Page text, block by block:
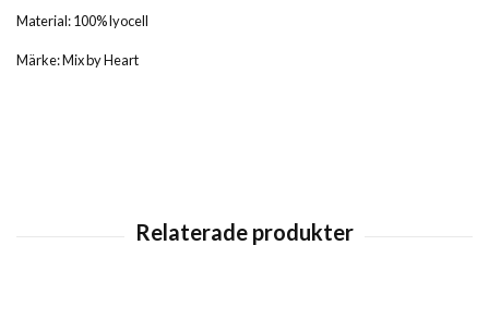
Material: 100% lyocell
Märke: Mix by Heart